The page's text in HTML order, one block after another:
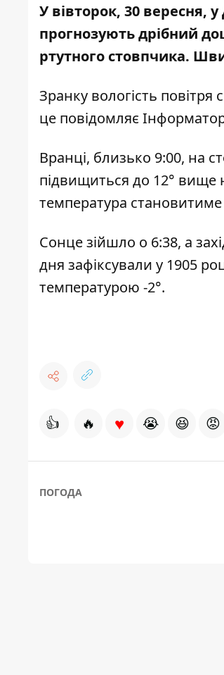
У вівторок, 30 вересня,
прогнозують дрібний
ртутного стовпчика.
Зранку вологість
це повідомляє
Вранці, близько 9:00, на
підвищиться до 12° вище
температура становитиме
Сонце зійшло о 6:38, а
дня зафіксували у 1905
температурою -2°.
👍 🔥 ♥ 😭 😆 😡
ПОГОДА